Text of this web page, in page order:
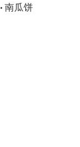
• 南瓜饼